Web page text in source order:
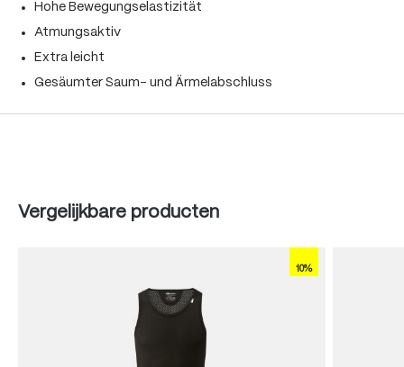
Hohe Bewegungselastizität
Atmungsaktiv
Extra leicht
Gesäumter Saum- und Ärmelabschluss
Produktgalerie überspringen
Vergelijkbare producten
10%